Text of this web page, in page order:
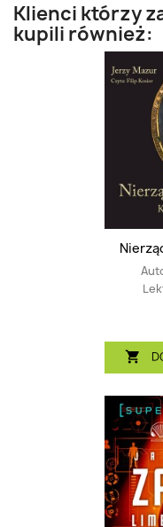
Klienci którzy
kupili również:
